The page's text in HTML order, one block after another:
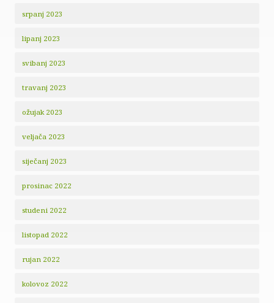
srpanj 2023
lipanj 2023
svibanj 2023
travanj 2023
ožujak 2023
veljača 2023
siječanj 2023
prosinac 2022
studeni 2022
listopad 2022
rujan 2022
kolovoz 2022